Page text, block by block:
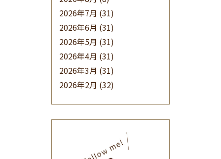
2026年7月 (31)
2026年6月 (31)
2026年5月 (31)
2026年4月 (31)
2026年3月 (31)
2026年2月 (32)
(32)
2025年9月(30)